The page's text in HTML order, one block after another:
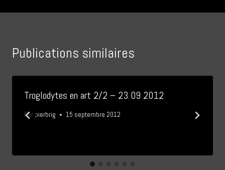
Publications similaires
Troglodytes en art 2/2 – 23 09 2012
Par pierbrig 15 septembre 2012